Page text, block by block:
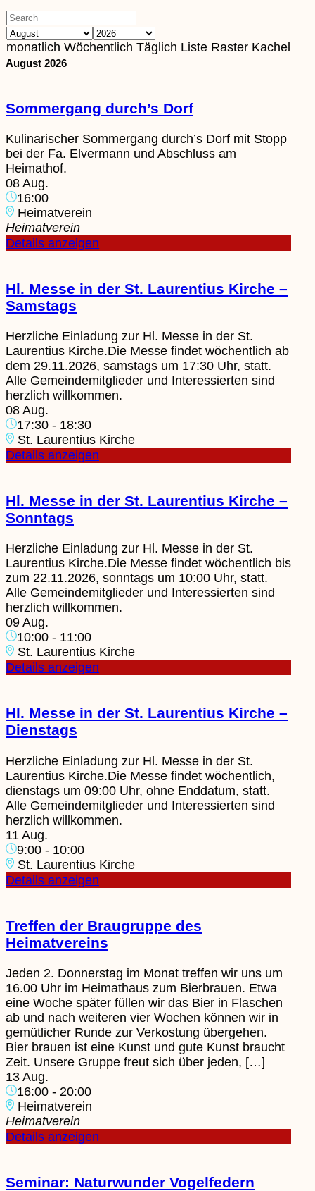
monatlich Wöchentlich Täglich Liste Raster Kachel
August 2026
Sommergang durch’s Dorf
Kulinarischer Sommergang durch’s Dorf mit Stopp
bei der Fa. Elvermann und Abschluss am
Heimathof.
08 Aug.
16:00
Heimatverein
Heimatverein
Details anzeigen
Hl. Messe in der St. Laurentius Kirche –
Samstags
Herzliche Einladung zur Hl. Messe in der St.
Laurentius Kirche.Die Messe findet wöchentlich ab
dem 29.11.2026, samstags um 17:30 Uhr, statt.
Alle Gemeindemitglieder und Interessierten sind
herzlich willkommen.
08 Aug.
17:30 - 18:30
St. Laurentius Kirche
Details anzeigen
Hl. Messe in der St. Laurentius Kirche –
Sonntags
Herzliche Einladung zur Hl. Messe in der St.
Laurentius Kirche.Die Messe findet wöchentlich bis
zum 22.11.2026, sonntags um 10:00 Uhr, statt.
Alle Gemeindemitglieder und Interessierten sind
herzlich willkommen.
09 Aug.
10:00 - 11:00
St. Laurentius Kirche
Details anzeigen
Hl. Messe in der St. Laurentius Kirche –
Dienstags
Herzliche Einladung zur Hl. Messe in der St.
Laurentius Kirche.Die Messe findet wöchentlich,
dienstags um 09:00 Uhr, ohne Enddatum, statt.
Alle Gemeindemitglieder und Interessierten sind
herzlich willkommen.
11 Aug.
9:00 - 10:00
St. Laurentius Kirche
Details anzeigen
Treffen der Braugruppe des
Heimatvereins
Jeden 2. Donnerstag im Monat treffen wir uns um
16.00 Uhr im Heimathaus zum Bierbrauen. Etwa
eine Woche später füllen wir das Bier in Flaschen
ab und nach weiteren vier Wochen können wir in
gemütlicher Runde zur Verkostung übergehen.
Bier brauen ist eine Kunst und gute Kunst braucht
Zeit.​ Unsere Gruppe freut sich über jeden, […]
13 Aug.
16:00 - 20:00
Heimatverein
Heimatverein
Details anzeigen
Seminar: Naturwunder Vogelfedern